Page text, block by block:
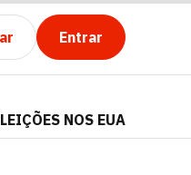
Entrar
NOS EUA